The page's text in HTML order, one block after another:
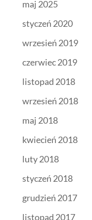
maj 2025
styczeń 2020
wrzesień 2019
czerwiec 2019
listopad 2018
wrzesień 2018
maj 2018
kwiecień 2018
luty 2018
styczeń 2018
grudzień 2017
listopad 2017